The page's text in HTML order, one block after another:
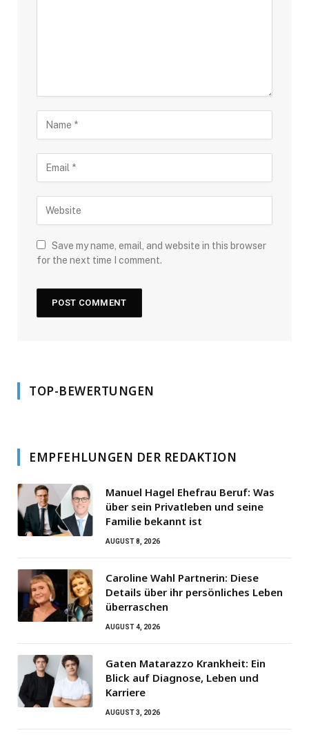
Save my name, email, and website in this browser
for the next time I comment.
TOP-BEWERTUNGEN
EMPFEHLUNGEN DER REDAKTION
Manuel Hagel Ehefrau Beruf: Was
über sein Privatleben und seine
Familie bekannt ist
AUGUST 8, 2026
Caroline Wahl Partnerin: Diese
Details über ihr persönliches Leben
überraschen
AUGUST 4, 2026
Gaten Matarazzo Krankheit: Ein
Blick auf Diagnose, Leben und
Karriere
AUGUST 3, 2026